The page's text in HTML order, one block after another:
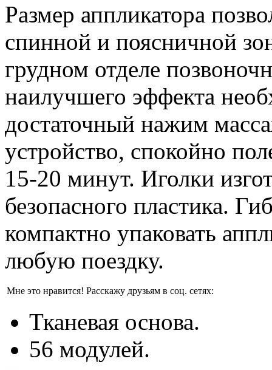
Размер аппликатора
спинной и поясничной
грудном отделе
наилучшего эффекта
достаточный нажим
устройство, спокойно
15-20 минут. Иголки
безопасного пластика.
компактно упаковать
любую поездку.
Мне это нравится! Расскажу друзьям в соц. сетях:
Тканевая основа.
56 модулей.